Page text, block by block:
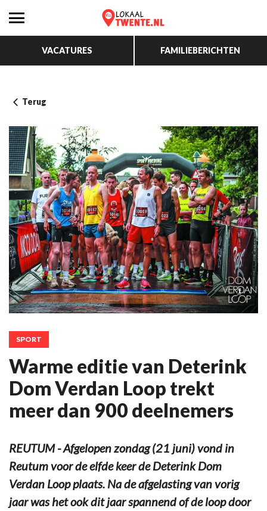
VACATURES FAMILIEBERICHTEN
Terug
SPORT
Warme editie van Deterink
Dom Verdan Loop trekt
meer dan 900 deelnemers
REUTUM - Afgelopen zondag (21 juni) vond in
Reutum voor de elfde keer de Deterink Dom
Verdan Loop plaats. Na de afgelasting van vorig
jaar was het ook dit jaar spannend of de loop door